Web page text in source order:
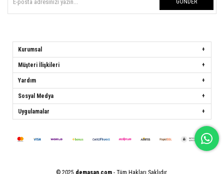
GÖNDER
Kurumsal
Müşteri İlişkileri
Yardım
Sosyal Medya
Uygulamalar